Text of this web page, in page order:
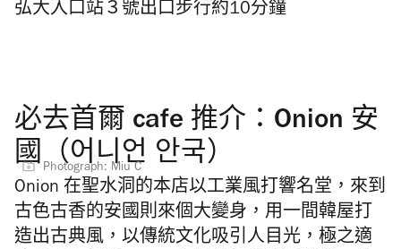
弘大入口站３號出口步行約10分鐘
必去首爾 cafe 推介：Onion 安
國（어니언 안국）
Photograph: Miu C
Onion 在聖水洞的本店以工業風打響名堂，來到
古色古香的安國則來個大變身，用一間韓屋打
造出古典風，以傳統文化吸引人目光，極之適